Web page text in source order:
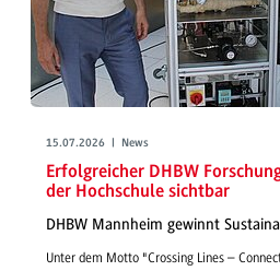
15.07.2026 | News
Erfolgreicher DHBW
der Hochschule sichtbar
DHBW Mannheim gewinnt
Unter dem Motto "Crossing Lines –